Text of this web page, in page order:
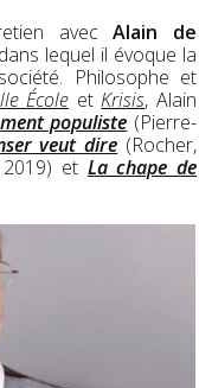
avecAlain de
lequel il évoque la
Philosophe et
École etKrisis, Alain
populiste (Pierre-
veut dire (Rocher,
2019) et La chape de